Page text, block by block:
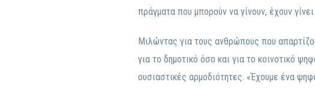
πράγματα που μπορούν να γίνουν, έχουν
Μιλώντας για τους ανθρώπους που
για το δημοτικό όσο και για το κοινοτικό
ουσιαστικές αρμοδιότητες. «Έχουμε ένα